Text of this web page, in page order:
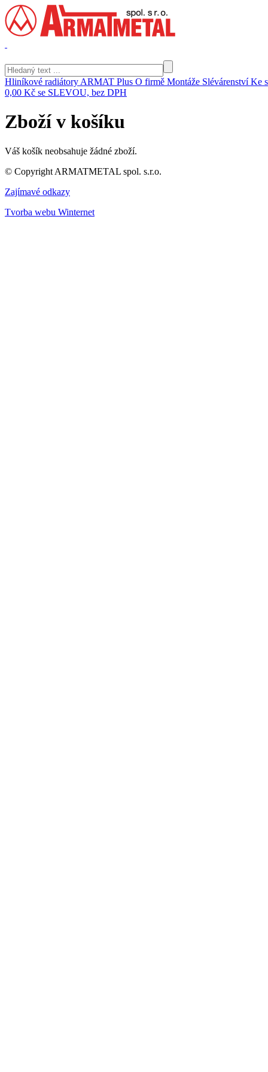
Hliníkové radiátory ARMAT Plus O firmě Montáže SlévárenstvíKe
0,00 Kč se SLEVOU, bez DPH
Zboží v košíku
Váš košík neobsahuje žádné zboží.
© Copyright ARMATMETAL spol. s.r.o.
Zajímavé odkazy
Tvorba webu Winternet